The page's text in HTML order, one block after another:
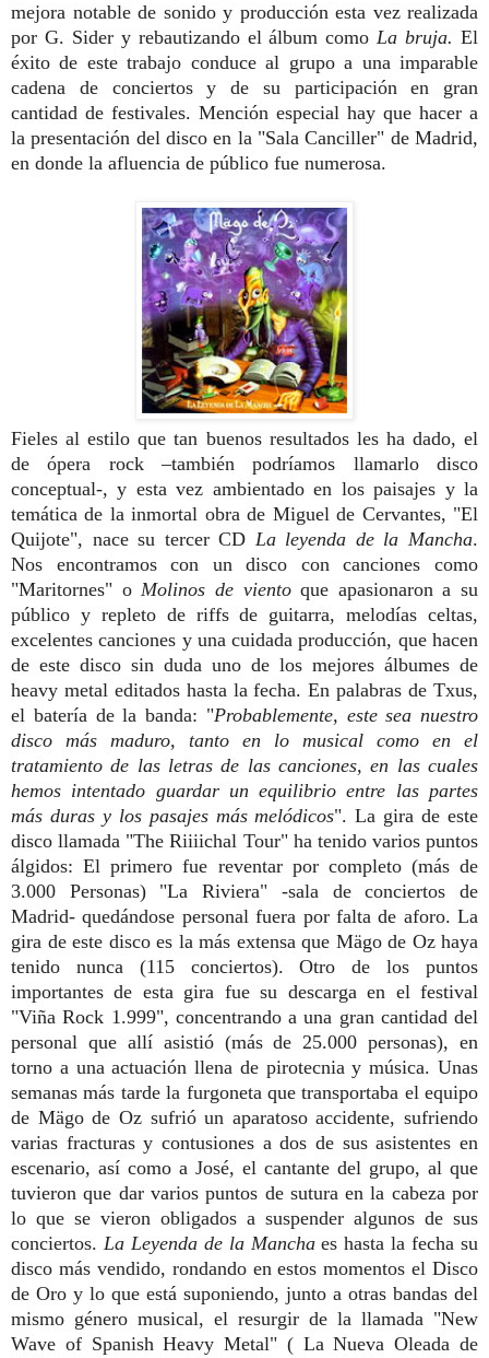
mejora notable de sonido y producción esta vez realizada
por G. Sider y rebautizando el álbum comoLa bruja. El
éxito de este trabajo conduce al grupo a una imparable
cadena de conciertos y de su participación en gran
cantidad de festivales. Mención especial hay que hacer a
la presentación del disco en la "Sala Canciller" de Madrid,
en donde la afluencia de público fue numerosa.
Fieles al estilo que tan buenos resultados les ha dado, el
de ópera rock –también podríamos llamarlo disco
conceptual-, y esta vez ambientado en los paisajes y la
temática de la inmortal obra de Miguel de Cervantes, "El
Quijote", nace su tercer CD La leyenda de la Mancha.
Nos encontramos con un disco con canciones como
"Maritornes" oMolinos de vientoque apasionaron a su
público y repleto de riffs de guitarra, melodías celtas,
excelentes canciones y una cuidada producción, que hacen
de este disco sin duda uno de los mejores álbumes de
heavy metal editados hasta la fecha. En palabras de Txus,
el batería de la banda: "Probablemente, este sea nuestro
disco más maduro, tanto en lo musical como en el
tratamiento de las letras de las canciones, en las cuales
hemos intentado guardar un equilibrio entre las partes
más duras y los pasajes más melódicos".La gira de este
disco llamada "The Riiiichal Tour" ha tenido varios puntos
álgidos: El primero fue reventar por completo (más de
3.000 Personas) "La Riviera" -sala de conciertos de
Madrid- quedándose personal fuera por falta de aforo. La
gira de este disco es la más extensa que Mägo de Oz haya
tenido nunca (115 conciertos).Otro de los puntos
importantes de esta gira fue su descarga en el festival
"Viña Rock 1.999", concentrando a una gran cantidad del
personal que allí asistió (más de 25.000 personas), en
torno a una actuación llena de pirotecnia y música. Unas
semanas más tarde la furgoneta que transportaba el equipo
de Mägo de Oz sufrió un aparatoso accidente, sufriendo
varias fracturas y contusiones a dos de sus asistentes en
escenario, así como a José, el cantante del grupo, al que
tuvieron que dar varios puntos de sutura en la cabeza por
lo que se vieron obligados a suspender algunos de sus
conciertos. La Leyenda de la Manchaes hasta la fecha su
disco más vendido, rondando en estos momentos el Disco
de Oro y lo que está suponiendo, junto a otras bandas del
mismo género musical, el resurgir de la llamada "New
Wave of Spanish Heavy Metal" ( La Nueva Oleada de